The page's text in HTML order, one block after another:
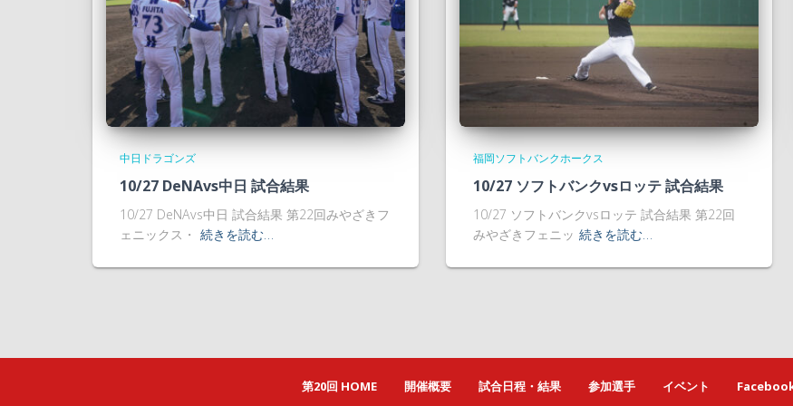
中日ドラゴンズ
10/27 DeNAvs中日 試合結果
10/27 DeNAvs中日 試合結果 第22回みやざきフ
ェニックス・ 続きを読む…
福岡ソフトバンクホークス
10/27 ソフトバンクvsロッテ 試合結果
10/27 ソフトバンクvsロッテ 試合結果 第22回
みやざきフェニッ 続きを読む…
第20回 HOME 開催概要 試合日程・結果 参加選手 イベント